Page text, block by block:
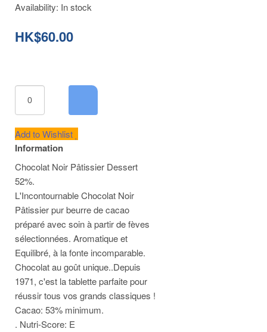
Availability: In stock
HK$60.00
Add to Wishlist
Information
Chocolat Noir Pâtissier Dessert
52%.
L'Incontournable Chocolat Noir
Pâtissier pur beurre de cacao
préparé avec soin à partir de fèves
sélectionnées. Aromatique et
Equilibré, à la fonte incomparable.
Chocolat au goût unique..Depuis
1971, c'est la tablette parfaite pour
réussir tous vos grands classiques !
Cacao: 53% minimum.
. Nutri-Score: E